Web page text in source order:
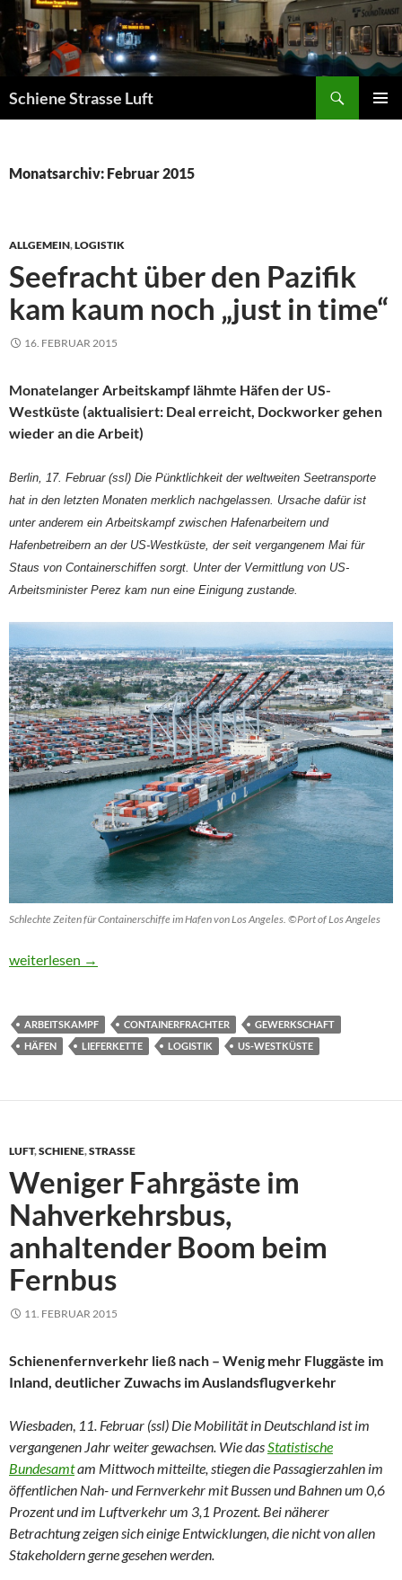
Zum
Inhalt
springen
Schiene Strasse Luft
Monatsarchiv: Februar 2015
ALLGEMEIN,LOGISTIK
Seefracht über den Pazifik
kam kaum noch „just in time“
16. FEBRUAR 2015
Monatelanger Arbeitskampf lähmte Häfen der US-
Westküste (aktualisiert: Deal erreicht, Dockworker gehen
wieder an die Arbeit)
Berlin, 17. Februar (ssl) Die Pünktlichkeit der weltweiten Seetransporte
hat in den letzten Monaten merklich nachgelassen. Ursache dafür ist
unter anderem ein Arbeitskampf zwischen Hafenarbeitern und
Hafenbetreibern an der US-Westküste, der seit vergangenem Mai für
Staus von Containerschiffen sorgt. Unter der Vermittlung von US-
Arbeitsminister Perez kam nun eine Einigung zustande.
Schlechte Zeiten für Containerschiffe im Hafen von Los Angeles. ©Port of Los Angeles
Seefracht über den Pazifik kam kaum noch „just in time“
weiterlesen →
ARBEITSKAMPF CONTAINERFRACHTER
GEWERKSCHAFT
HÄFEN
LIEFERKETTE LOGISTIK US-WESTKÜSTE
LUFT,SCHIENE,STRASSE
Weniger Fahrgäste im
Nahverkehrsbus,
anhaltender Boom beim
Fernbus
11. FEBRUAR 2015
Schienenfernverkehr ließ nach – Wenig mehr Fluggäste im
Inland, deutlicher Zuwachs im Auslandsflugverkehr
Wiesbaden, 11. Februar (ssl) Die Mobilität in Deutschland ist im
vergangenen Jahr weiter gewachsen. Wie dasStatistische
Bundesamtam Mittwoch mitteilte, stiegen die Passagierzahlen im
öffentlichen Nah- und Fernverkehr mit Bussen und Bahnen um 0,6
Prozent und im Luftverkehr um 3,1 Prozent. Bei näherer
Betrachtung zeigen sich einige Entwicklungen, die nicht von allen
Stakeholdern gerne gesehen werden.